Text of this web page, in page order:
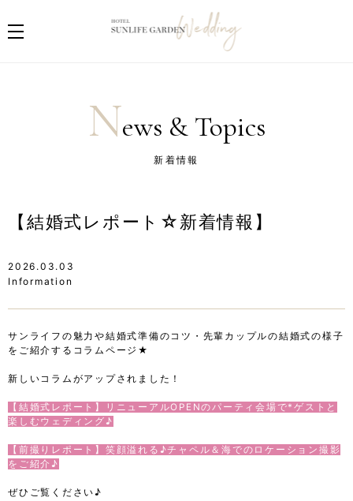
News & Topics
新着情報
【結婚式レポート☆新着情報】
2026.03.03
Information
サンライフの魅力や結婚式準備のコツ・先輩カップルの結婚式の様子
をご紹介するコラムページ★
新しいコラムがアップされました！
【結婚式レポート】リニューアルOPENのパーティ会場で*ゲストと
楽しむウェディング♪
【前撮りレポート】笑顔溢れる♪チャペル＆海でのロケーション撮影
をご紹介♪
ぜひご覧ください♪